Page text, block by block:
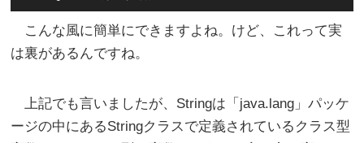
こんな風に簡単にできますよね。けど、これって実
は裏があるんですね。
上記でも言いましたが、Stringは「java.lang」パッケ
ージの中にあるStringクラスで定義されているクラス型